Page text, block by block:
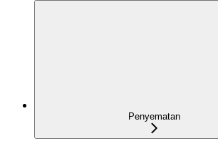
Penyematan